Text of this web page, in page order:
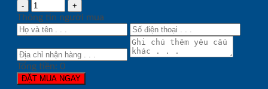
Thông tin người mua
Tổng tiền: 0
ĐẶT MUA NGAY